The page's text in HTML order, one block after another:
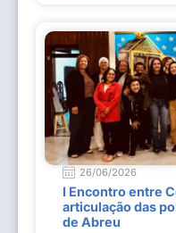
26/06/2026
I Encontro entre
articulação das
de Abreu